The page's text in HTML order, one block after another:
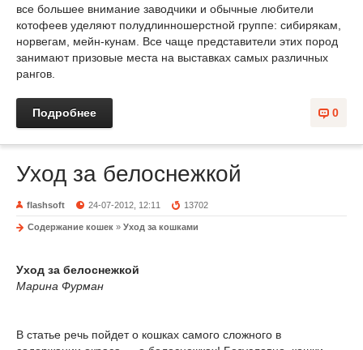
все большее внимание заводчики и обычные любители
котофеев уделяют полудлинношерстной группе: сибирякам,
норвегам, мейн-кунам. Все чаще представители этих пород
занимают призовые места на выставках самых различных
рангов.
0
Подробнее
Уход за белоснежкой
flashsoft 24-07-2012, 12:11 13702
Содержание кошек » Уход за кошками
Уход за белоснежкой
Марина Фурман
В статье речь пойдет о кошках самого сложного в